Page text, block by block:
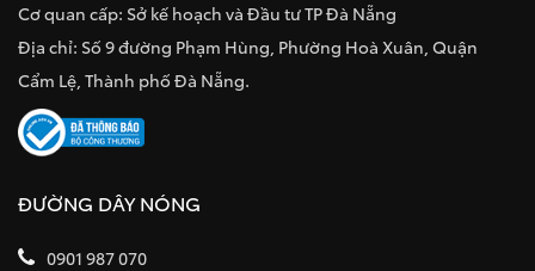
Cơ quan cấp: Sở kế hoạch và Đầu tư TP Đà Nẵng
Địa chỉ: Số 9 đường Phạm Hùng, Phường Hoà Xuân, Quận
Cẩm Lệ, Thành phố Đà Nẵng.
ĐƯỜNG DÂY NÓNG
0901 987 070